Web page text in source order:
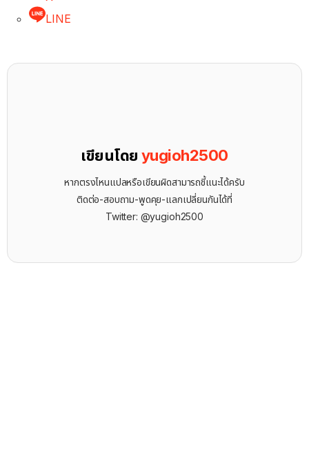
LINE
เขียนโดยyugioh2500
หากตรงไหนแปลหรือเขียนผิดสามารถชี้แนะได้ครับ
ติดต่อ-สอบถาม-พูดคุย-แลกเปลี่ยนกันได้ที่
Twitter: @yugioh2500